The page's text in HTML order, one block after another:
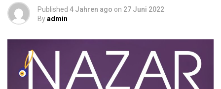
Published 4 Jahren ago on 27 Juni 2022
Byadmin